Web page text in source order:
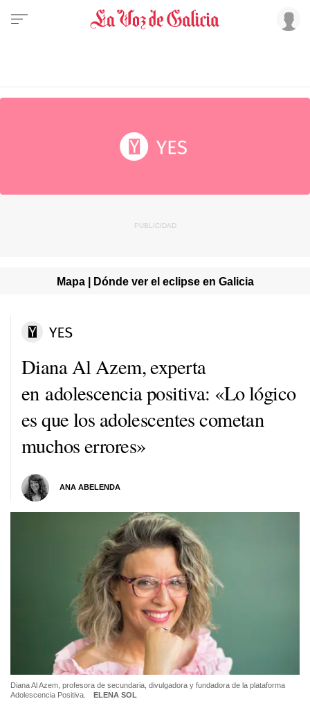
Mapa | Dónde ver el eclipse en Galicia
Diana Al Azem, experta
en adolescencia positiva: «Lo lógico
es que los adolescentes cometan
muchos errores»
ANA ABELENDA
Diana Al Azem, profesora de secundaria, divulgadora y fundadora de la plataforma
Adolescencia Positiva.
ELENA SOL